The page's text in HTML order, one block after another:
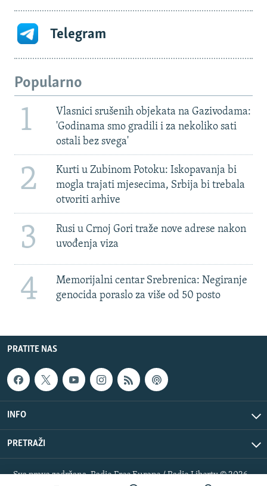
Telegram
Popularno
1
Vlasnici srušenih objekata na Gazivodama:
'Godinama smo gradili i za nekoliko sati
ostali bez svega'
2
Kurti u Zubinom Potoku: Iskopavanja bi
mogla trajati mjesecima, Srbija bi trebala
otvoriti arhive
3
Rusi u Crnoj Gori traže nove adrese nakon
uvođenja viza
4
Memorijalni centar Srebrenica: Negiranje
genocida poraslo za više od 50 posto
PRATITE NAS
INFO
PRETRAŽI
Sva prava zadržana. Radio Free Europe / Radio Liberty © 2026